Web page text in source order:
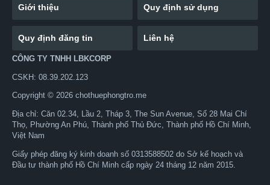
Giới thiệu Quy định sử dụng
Quy định đăng tin Liên hệ
CÔNG TY TNHH LBKCORP
CSKH: 08.39.202.123
Copyright © 2026 chothuephongtro.me
Địa chỉ: Căn 02.34, Lầu 2, Tháp 3, The Sun Avenue, Số 28 Mai Chí
Thọ, Phường An Phú, Thành phố Thủ Đức, Thành phố Hồ Chí Minh,
Việt Nam
Giấy phép đăng ký kinh doanh số 0313588502 do Sở kế hoạch và
Đầu tư thành phố Hồ Chí Minh cấp ngày 24 tháng 12 năm 2015.